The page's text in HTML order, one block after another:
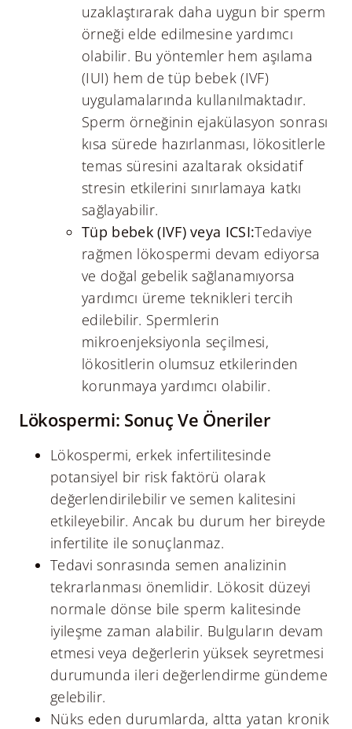
uzaklaştırarak daha uygun bir sperm
örneği elde edilmesine yardımcı
olabilir. Bu yöntemler hem aşılama
(IUI) hem de tüp bebek (IVF)
uygulamalarında kullanılmaktadır.
Sperm örneğinin ejakülasyon sonrası
kısa sürede hazırlanması, lökositlerle
temas süresini azaltarak oksidatif
stresin etkilerini sınırlamaya katkı
sağlayabilir.
Tüp bebek (IVF) veya ICSI:Tedaviye
rağmen lökospermi devam ediyorsa
ve doğal gebelik sağlanamıyorsa
yardımcı üreme teknikleri tercih
edilebilir. Spermlerin
mikroenjeksiyonla seçilmesi,
lökositlerin olumsuz etkilerinden
korunmaya yardımcı olabilir.
Lökospermi: Sonuç Ve Öneriler
Lökospermi, erkek infertilitesinde
potansiyel bir risk faktörü olarak
değerlendirilebilir ve semen kalitesini
etkileyebilir. Ancak bu durum her bireyde
infertilite ile sonuçlanmaz.
Tedavi sonrasında semen analizinin
tekrarlanması önemlidir. Lökosit düzeyi
normale dönse bile sperm kalitesinde
iyileşme zaman alabilir. Bulguların devam
etmesi veya değerlerin yüksek seyretmesi
durumunda ileri değerlendirme gündeme
gelebilir.
Nüks eden durumlarda, altta yatan kronik